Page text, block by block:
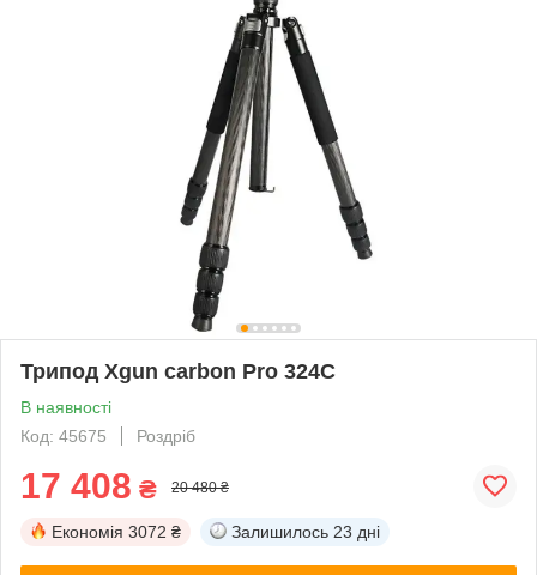
Трипод Xgun carbon Рro 324C
В наявності
Код: 45675
Роздріб
17 408 ₴ 20 480 ₴
Економія 3072 ₴ Залишилось 23 дні